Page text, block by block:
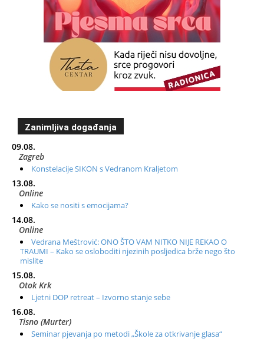
Zanimljiva događanja
09.08.
Zagreb
Konstelacije SIKON s Vedranom Kraljetom
13.08.
Online
Kako se nositi s emocijama?
14.08.
Online
Vedrana Meštrović: ONO ŠTO VAM NITKO NIJE REKAO O
TRAUMI – Kako se osloboditi njezinih posljedica brže nego što
mislite
15.08.
Otok Krk
Ljetni DOP retreat – Izvorno stanje sebe
16.08.
Tisno (Murter)
Seminar pjevanja po metodi „Škole za otkrivanje glasa“